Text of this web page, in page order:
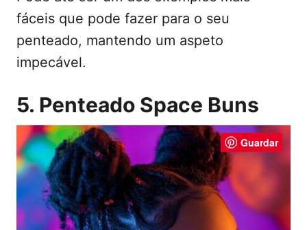
fáceis que pode fazer para o seu
penteado, mantendo um aspeto
impecável.
5. Penteado Space Buns
Guardar